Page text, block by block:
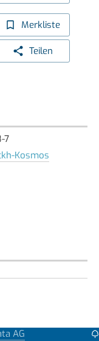
Merkliste
Teilen
7
Kosmos
AG